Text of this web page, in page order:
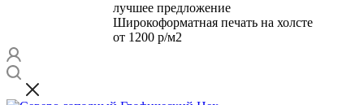
лучшее предложение
Широкоформатная печать на холсте
от 1200 р/м2